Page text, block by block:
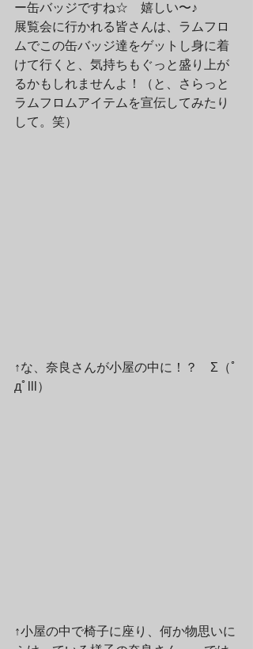
ー缶バッジですね☆　嬉しい〜♪
展覧会に行かれる皆さんは、ラムフロ
ムでこの缶バッジ達をゲットし身に着
けて行くと、気持ちもぐっと盛り上が
るかもしれませんよ！（と、さらっと
ラムフロムアイテムを宣伝してみたり
して。笑）
↑な、奈良さんが小屋の中に！？　Σ（ﾟ
дﾟlll）
↑小屋の中で椅子に座り、何か物思いに